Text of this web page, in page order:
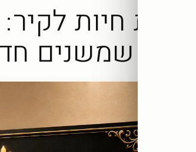
תמונות חיות
ודובים שמשנים